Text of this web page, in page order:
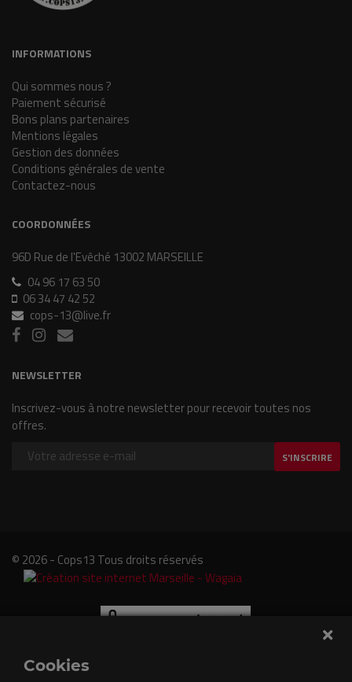
INFORMATIONS
Qui sommes nous ?
Paiement sécurisé
Bons plans partenaires
Mentions légales
Gestion des données
Conditions générales de vente
Contactez-nous
COORDONNÉES
96D Rue de l'Evêché 13002 MARSEILLE
04 96 17 63 50
06 34 47 42 52
cops-13@live.fr
NEWSLETTER
Inscrivez-vous à notre newsletter pour recevoir toutes nos
offres.
S'INSCRIRE
© 2026 - Cops13 Tous droits réservés
Cookies